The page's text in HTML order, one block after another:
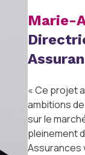
Marie-
« Ce projet
ambitions
sur le
pleinement
Assurances